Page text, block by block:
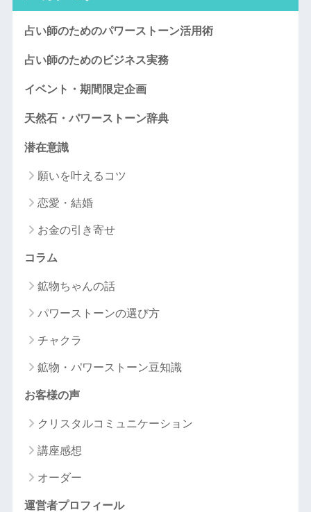
占い師のためのパワーストーン活用術
占い師のためのビジネス実務
イベント・期間限定企画
天然石・パワーストーン辞典
潜在意識
願いを叶えるコツ
恋愛・結婚
お金の引き寄せ
コラム
鉱物ちゃんの話
パワーストーンの選び方
チャクラ
鉱物・パワーストーン豆知識
お客様の声
クリスタルコミュニケーション
講座感想
オーダー
運営者プロフィール